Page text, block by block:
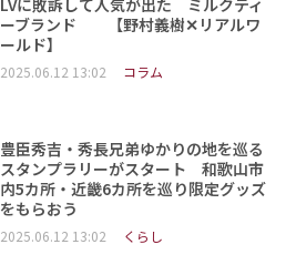
ーブランド 【野村義樹✕リアルワ
ールド】
2025.06.12 13:02 コラム
豊臣秀吉・秀長兄弟ゆかりの地を巡る
スタンプラリーがスタート 和歌山市
内5カ所・近畿6カ所を巡り限定グッズ
をもらおう
2025.06.12 13:02 くらし